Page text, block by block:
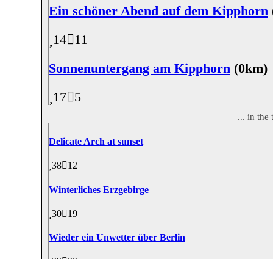
Ein schöner Abend auf dem Kipphorn
14 11
Sonnenuntergang am Kipphorn (0km)
17 5
... in
Delicate Arch at sunset
38 12
Winterliches Erzgebirge
30 19
Wieder ein Unwetter über Berlin